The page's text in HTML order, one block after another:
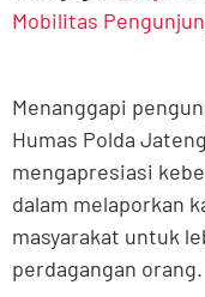
Mobilitas
Menanggapi
Humas Polda
mengapresiasi
dalam melaporkan
masyarakat untuk
perdagangan orang.